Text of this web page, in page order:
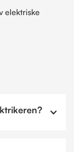
elektriske